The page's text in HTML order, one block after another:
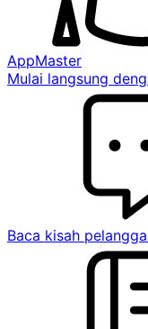
AppMaster
Mulai langsung
Baca kisah